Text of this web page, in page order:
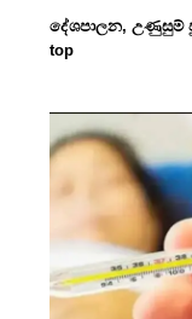
දේශපාලන,උණුසුම්
top